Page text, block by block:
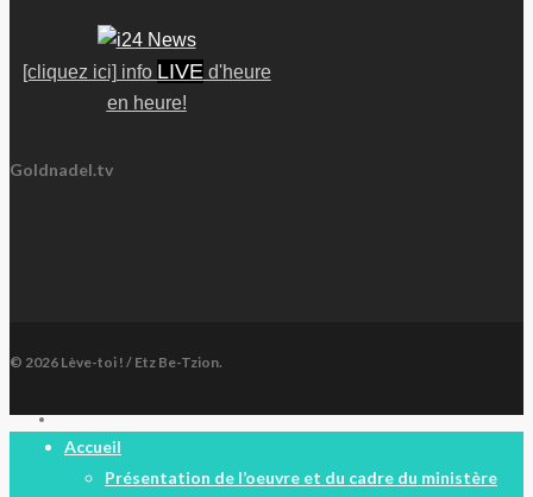
[cliquez ici] info LIVE d'heure
en heure!
Goldnadel.tv
© 2026 Lève-toi ! / Etz Be-Tzion.
facebook
Close
Menu
Accueil
Présentation de l’oeuvre et du cadre du ministère